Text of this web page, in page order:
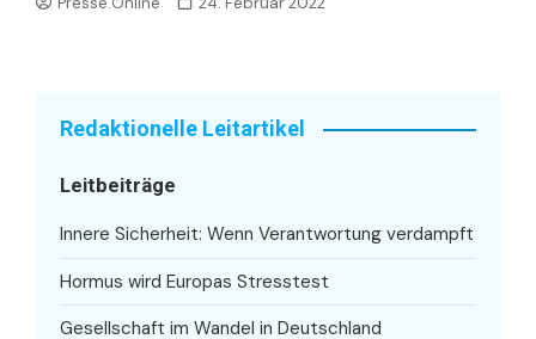
Redaktionelle Leitartikel
Leitbeiträge
Innere Sicherheit: Wenn Verantwortung verdampft
Hormus wird Europas Stresstest
Gesellschaft im Wandel in Deutschland